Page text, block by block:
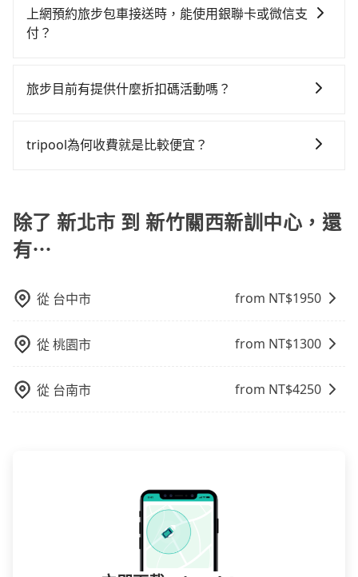
僅至少額外負擔90元車資，而且更會額外浪費71分鐘在
轉乘與等車上，現在還不馬上來預約tripool！
Vios這類乘坐體驗較差的車款，如果人數超過四位，更
是沒有較大的七人座或九人座可供選擇，而且無人租車
都好像在開樂透一樣。另外，偶爾也會遇到明明已經預
客的人來說就有不小的風險。最後，雖然路邊隨租隨還
關西新訓中心的最佳選擇。
遮住司機視線、不會破壞車體、不影響行車安全，會讓
乘客盡量塞、盡量放。在預定前，建議先丈量好尺寸，
一個角落出發，旅步都能提供跨區接送服務，將您安
全、舒適地送達台灣各地的目的地。
上網預約旅步包車接送時，能使用銀聯卡或微信支
付？
種付款方式，其他付款方式目前暫時不支援。
旅步目前有提供什麼折扣碼活動嗎？
app可享折扣碼，您可以關注我們的官網、社交媒體或訂
tripool為何收費就是比較便宜？
因為司機素質比較差、車上會有煙味、或者車齡過大，
但事實恰恰相反。tripool不僅有嚴密的篩選機制，定期
淘汰顧客評分較低的司機，且車輛均要求5年內新車，司
配戴口罩。tripool之所以能將價格壓在市價7~8折的主
因來自於自行研發的AI車輛調度演算法，能有效降低空
車率，也就是提高俗稱「回頭車」的比例。這不僅體現
在成本的控制，更是在傳統旺季（年假、端午、中秋、
用到不熟悉的司機或者轉單給其他車行的情況比同行更
除了 新北市 到 新竹關西新訓中心，還
有⋯
從 台中市 from NT$1950
從桃園市 from NT$1300
從 台南市 from NT$4250